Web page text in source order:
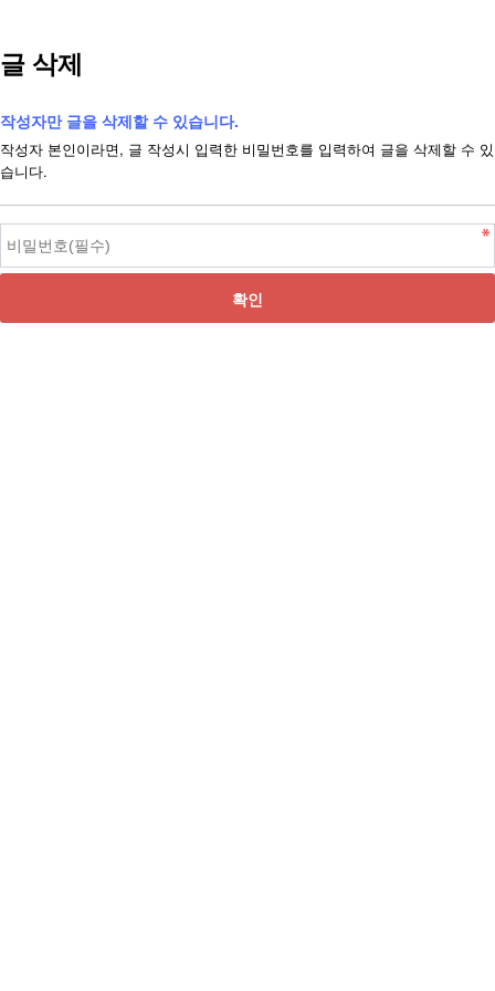
글 삭제
작성자만 글을 삭제할 수 있습니다.
작성자 본인이라면, 글 작성시 입력한 비밀번호를 입력하여 글을 삭제할 수 있
습니다.